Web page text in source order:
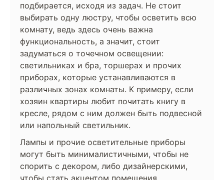
подбирается, исходя из задач. Не стоит
выбирать одну люстру, чтобы осветить всю
комнату, ведь здесь очень важна
функциональность, а значит, стоит
задуматься о точечном освещении:
светильниках и бра, торшерах и прочих
приборах, которые устанавливаются в
различных зонах комнаты. К примеру, если
хозяин квартиры любит почитать книгу в
кресле, рядом с ним должен быть подвесной
или напольный светильник.
Лампы и прочие осветительные приборы
могут быть минималистичными, чтобы не
спорить с декором, либо дизайнерскими,
чтобы стать акцентом помещения.